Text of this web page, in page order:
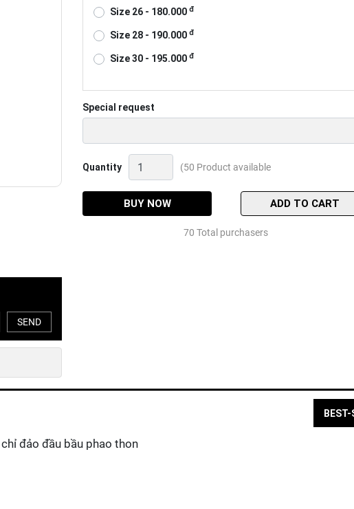
SEND
Size 26 - 180.000 đ
Size 28 - 190.000 đ
Size 30 - 195.000 đ
Special request
Quantity
Phao
câu
tỳ
(50 Product available
BUY NOW ADD TO CART
70 Total purchasers
đảo đầu bầu phao thon